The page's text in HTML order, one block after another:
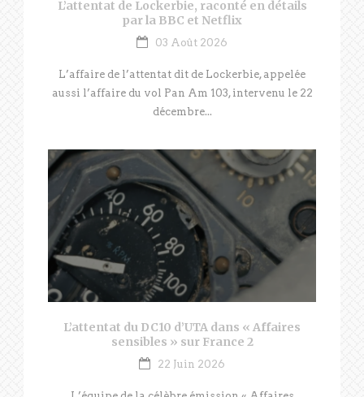
L’attentat de Lockerbie, raconté en détails
par la BBC et Netflix
03 Août 2026
L’affaire de l’attentat dit de Lockerbie, appelée
aussi l’affaire du vol Pan Am 103, intervenu le 22
décembre...
L’attentat du DC10 d’UTA dans « Affaires
sensibles » sur France 2
22 Juin 2026